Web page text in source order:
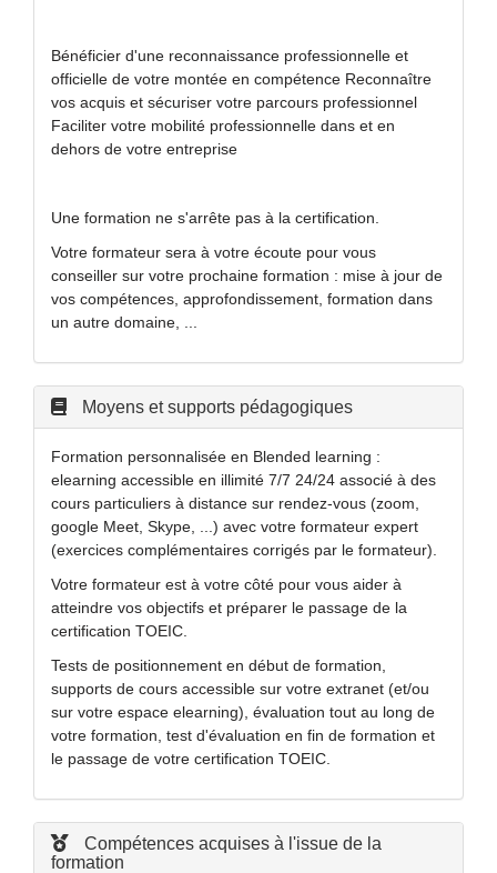
Bénéficier d'une reconnaissance professionnelle et
officielle de votre montée en compétence Reconnaître
vos acquis et sécuriser votre parcours professionnel
Faciliter votre mobilité professionnelle dans et en
dehors de votre entreprise
Une formation ne s'arrête pas à la certification.
Votre formateur sera à votre écoute pour vous
conseiller sur votre prochaine formation : mise à jour de
vos compétences, approfondissement, formation dans
un autre domaine, ...
Moyens et supports pédagogiques
Formation personnalisée en Blended learning :
elearning accessible en illimité 7/7 24/24 associé à des
cours particuliers à distance sur rendez-vous (zoom,
google Meet, Skype, ...) avec votre formateur expert
(exercices complémentaires corrigés par le formateur).
Votre formateur est à votre côté pour vous aider à
atteindre vos objectifs et préparer le passage de la
certification TOEIC.
Tests de positionnement en début de formation,
supports de cours accessible sur votre extranet (et/ou
sur votre espace elearning), évaluation tout au long de
votre formation, test d'évaluation en fin de formation et
le passage de votre certification TOEIC.
Compétences acquises à l'issue de la
formation